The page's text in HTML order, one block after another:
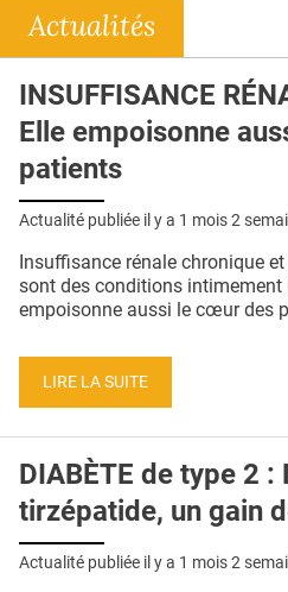
DOSSIERS
RÉSEAUX
E-REVUE SAD
THÉMA
L'APP
PUBLICITÉ
CONTACT
Actualités
INSUFFISANCE
Elle empoisonne
patients
Actualité publiée il y a 1 mois 2
Insuffisance rénale chronique
sont des conditions intimement
empoisonne aussi le cœur des
LIRE LA SUITE
DIABÈTE de type 2
tirzépatide, un gain
Actualité publiée il y a 1 mois 2